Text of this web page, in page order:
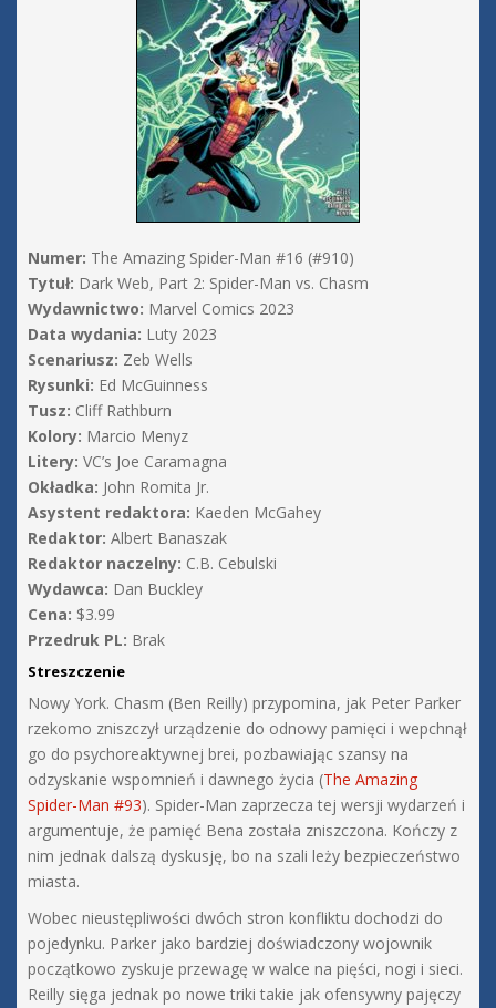
Numer: The Amazing Spider-Man #16 (#910)
Tytuł: Dark Web, Part 2: Spider-Man vs. Chasm
Wydawnictwo: Marvel Comics 2023
Data wydania: Luty 2023
Scenariusz: Zeb Wells
Rysunki: Ed McGuinness
Tusz: Cliff Rathburn
Kolory: Marcio Menyz
Litery: VC’s Joe Caramagna
Okładka: John Romita Jr.
Asystent redaktora: Kaeden McGahey
Redaktor: Albert Banaszak
Redaktor naczelny: C.B. Cebulski
Wydawca: Dan Buckley
Cena: $3.99
Przedruk PL: Brak
Streszczenie
Nowy York. Chasm (Ben Reilly) przypomina, jak Peter Parker
rzekomo zniszczył urządzenie do odnowy pamięci i wepchnął
go do psychoreaktywnej brei, pozbawiając szansy na
odzyskanie wspomnień i dawnego życia (The Amazing
Spider-Man #93). Spider-Man zaprzecza tej wersji wydarzeń i
argumentuje, że pamięć Bena została zniszczona. Kończy z
nim jednak dalszą dyskusję, bo na szali leży bezpieczeństwo
miasta.
Wobec nieustępliwości dwóch stron konfliktu dochodzi do
pojedynku. Parker jako bardziej doświadczony wojownik
początkowo zyskuje przewagę w walce na pięści, nogi i sieci.
Reilly sięga jednak po nowe triki takie jak ofensywny pajęczy